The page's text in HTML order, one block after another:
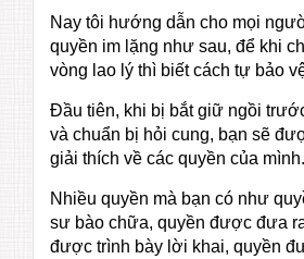
Nay tôi hướng dẫn cho mọi
quyền im lặng như sau, để khi
vòng lao lý thì biết cách tự bảo
Đầu tiên, khi bị bắt giữ ngồi
và chuẩn bị hỏi cung, bạn sẽ
giải thích về các quyền của mình.
Nhiều quyền mà bạn có như
sư bào chữa, quyền được đưa
được trình bày lời khai, quyền